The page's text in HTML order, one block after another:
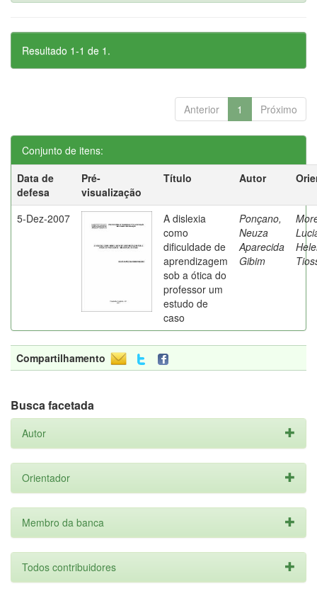
Resultado 1-1 de 1.
Anterior 1 Próximo
Conjunto de itens:
Data de
defesa
Pré-
visualização
Título Autor
5-Dez-2007
A dislexia
como
dificuldade de
aprendizagem
sob a ótica do
professor um
estudo de
caso
Ponçano,
Neuza
Aparecida
Gibim
Compartilhamento
Busca facetada
Autor
Orientador
Membro da banca
Todos contribuidores